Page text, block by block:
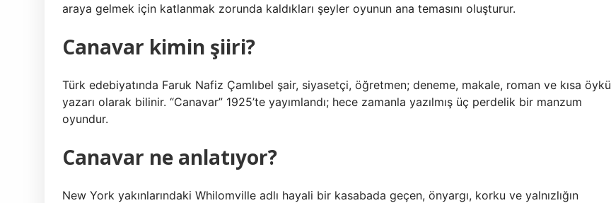
araya gelmek için katlanmak zorunda kaldıkları şeyler oyunun ana temasını oluşturur.
Canavar kimin şiiri?
Türk edebiyatında Faruk Nafiz Çamlıbel şair, siyasetçi, öğretmen; deneme, makale, roman ve kısa öykü
yazarı olarak bilinir. “Canavar” 1925’te yayımlandı; hece zamanla yazılmış üç perdelik bir manzum
oyundur.
Canavar ne anlatıyor?
New York yakınlarındaki Whilomville adlı hayali bir kasabada geçen, önyargı, korku ve yalnızlığın